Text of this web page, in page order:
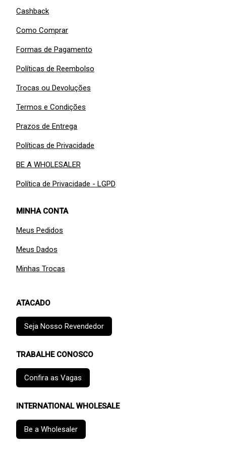
Cashback
Como Comprar
Formas de Pagamento
Políticas de Reembolso
Trocas ou Devoluções
Termos e Condições
Prazos de Entrega
Políticas de Privacidade
BE A WHOLESALER
Política de Privacidade - LGPD
MINHA CONTA
Meus Pedidos
Meus Dados
Minhas Trocas
ATACADO
Seja Nosso Revendedor
TRABALHE CONOSCO
Confira as Vagas
INTERNATIONAL WHOLESALE
Be a Wholesaler